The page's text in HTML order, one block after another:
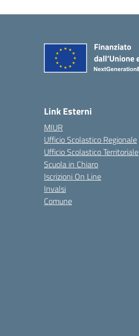
Link Esterni
MIUR
Ufficio Scolastico Regionale
Ufficio Scolastico Territoriale
Scuola in Chiaro
Iscrizioni On Line
Invalsi
Comune